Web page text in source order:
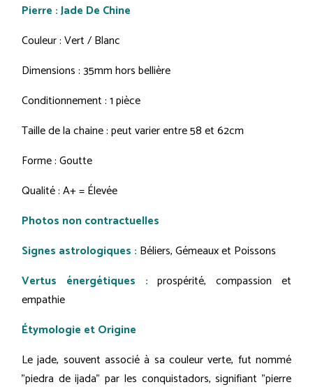
Pierre : Jade De Chine
Couleur : Vert / Blanc
Dimensions : 35mm hors bellière
Conditionnement : 1 pièce
Taille de la chaine : peut varier entre 58 et 62cm
Forme : Goutte
Qualité : A+ = Élevée
Photos non contractuelles
Signes astrologiques : Béliers, Gémeaux et Poissons
Vertus énergétiques :prospérité, compassion et
empathie
Étymologie et Origine
Le jade, souvent associé à sa couleur verte, fut nommé
"piedra de ijada" par les conquistadors, signifiant "pierre